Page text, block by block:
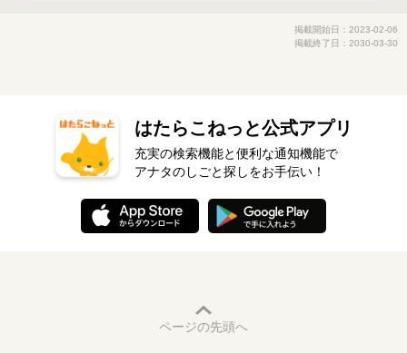
掲載開始日：2023-02-06
掲載終了日：2030-03-30
はたらこねっと公式アプリ
充実の検索機能と便利な通知機能で
アナタのしごと探しをお手伝い！
ページの先頭へ